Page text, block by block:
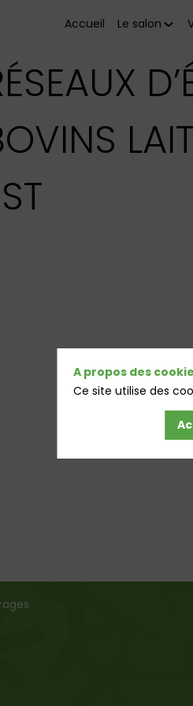
Accueil Le salon
A propos des
Ce site utilise des